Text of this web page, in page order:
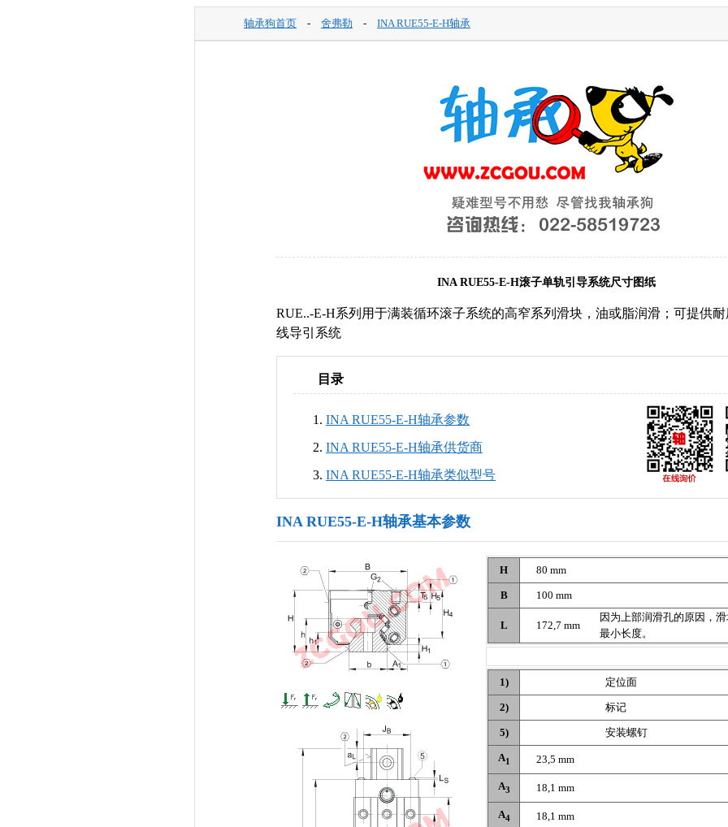
轴承狗首页 - 舍弗勒 - INA RUE55-E-H轴承
INA RUE55-E-H滚子单轨引导系统尺寸图纸
RUE..-E-H系列用于满装循环滚子系统的高窄系列滑块，油或脂润滑；可提供
线导引系统
目录
INA RUE55-E-H轴承参数
INA RUE55-E-H轴承供货商
INA RUE55-E-H轴承类似型号
INA RUE55-E-H轴承基本参数
H 80 mm
B 100 mm
L 172,7 mm
因为上部润滑孔的原因，
最小长度。
1) 定位面
2) 标记
5) 安装螺钉
A1 23,5 mm
A3 18,1 mm
A4 18,1 mm